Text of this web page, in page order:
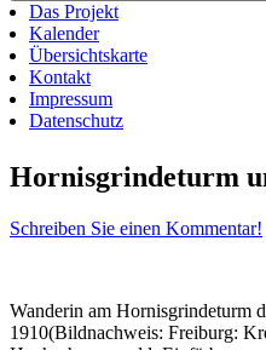
Das Projekt
Kalender
Übersichtskarte
Kontakt
Impressum
Datenschutz
Hornisgrindeturm
Schreiben Sie einen Kommentar!
Wanderin am Hornisgrindeturm
1910(Bildnachweis: Freiburg: